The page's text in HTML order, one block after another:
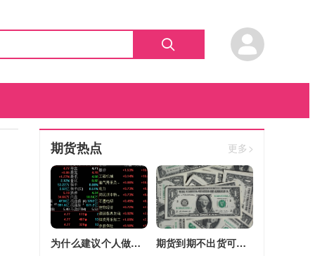
期货热点 更多>
为什么建议个人做期货(为什么建议个人做期货交易) 期货到期不出货可以转平仓吗吗(期货如果到期不平仓怎么办)